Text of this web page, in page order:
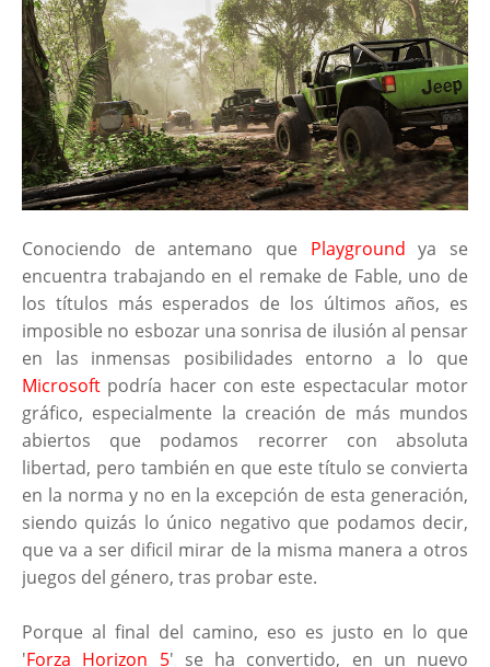
Conociendo de antemano que Playground ya se
encuentra trabajando en el remake de Fable, uno de
los títulos más esperados de los últimos años, es
imposible no esbozar una sonrisa de ilusión al pensar
en las inmensas posibilidades entorno a lo que
Microsoft podría hacer con este espectacular motor
gráfico, especialmente la creación de más mundos
abiertos que podamos recorrer con absoluta
libertad, pero también en que este título se convierta
en la norma y no en la excepción de esta generación,
siendo quizás lo único negativo que podamos decir,
que va a ser dificil mirar de la misma manera a otros
juegos del género, tras probar este.
Porque al final del camino, eso es justo en lo que
'Forza Horizon 5' se ha convertido, en un nuevo